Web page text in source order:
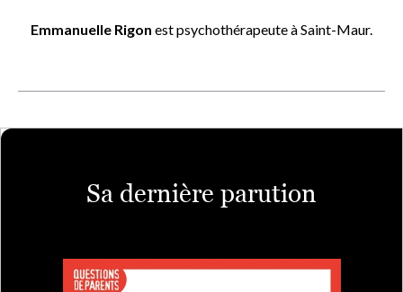
Emmanuelle Rigon est psychothérapeute à Saint-Maur.
Sa dernière parution